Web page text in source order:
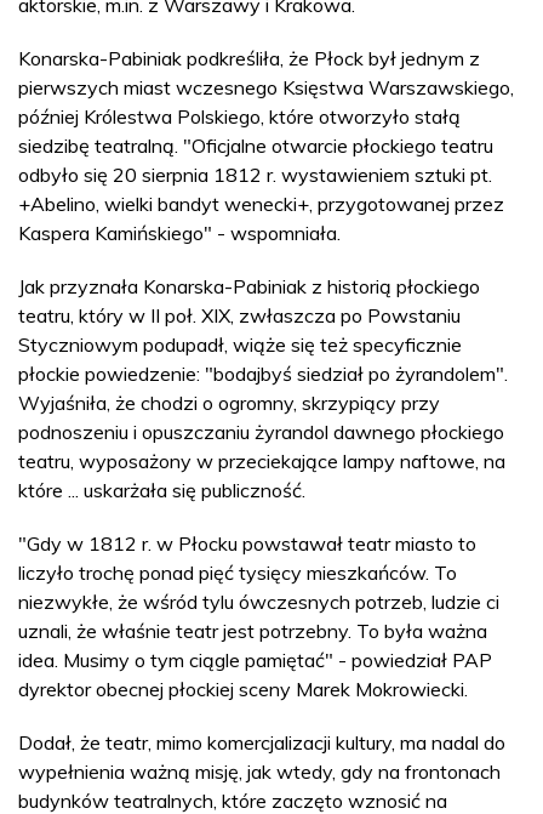
aktorskie, m.in. z Warszawy i Krakowa.
Konarska-Pabiniak podkreśliła, że Płock był jednym z
pierwszych miast wczesnego Księstwa Warszawskiego,
później Królestwa Polskiego, które otworzyło stałą
siedzibę teatralną. "Oficjalne otwarcie płockiego teatru
odbyło się 20 sierpnia 1812 r. wystawieniem sztuki pt.
+Abelino, wielki bandyt wenecki+, przygotowanej przez
Kaspera Kamińskiego" - wspomniała.
Jak przyznała Konarska-Pabiniak z historią płockiego
teatru, który w II poł. XIX, zwłaszcza po Powstaniu
Styczniowym podupadł, wiąże się też specyficznie
płockie powiedzenie: "bodajbyś siedział po żyrandolem".
Wyjaśniła, że chodzi o ogromny, skrzypiący przy
podnoszeniu i opuszczaniu żyrandol dawnego płockiego
teatru, wyposażony w przeciekające lampy naftowe, na
które ... uskarżała się publiczność.
"Gdy w 1812 r. w Płocku powstawał teatr miasto to
liczyło trochę ponad pięć tysięcy mieszkańców. To
niezwykłe, że wśród tylu ówczesnych potrzeb, ludzie ci
uznali, że właśnie teatr jest potrzebny. To była ważna
idea. Musimy o tym ciągle pamiętać" - powiedział PAP
dyrektor obecnej płockiej sceny Marek Mokrowiecki.
Dodał, że teatr, mimo komercjalizacji kultury, ma nadal do
wypełnienia ważną misję, jak wtedy, gdy na frontonach
budynków teatralnych, które zaczęto wznosić na